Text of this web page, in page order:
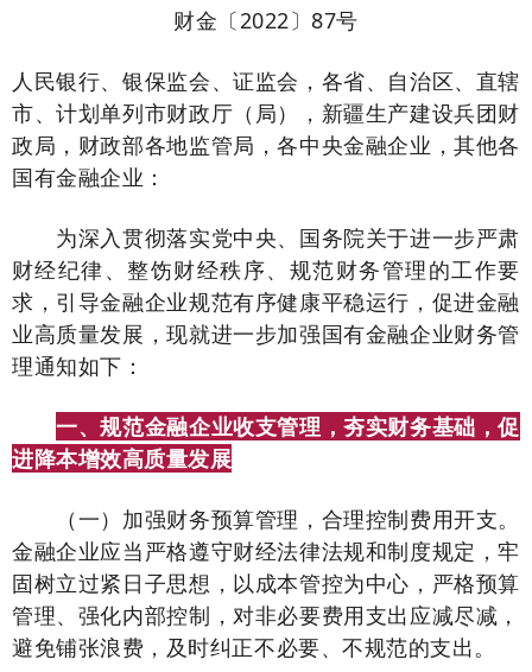
财金〔2022〕87号
人民银行、银保监会、证监会，各省、自治区、直辖
市、计划单列市财政厅（局），新疆生产建设兵团财
政局，财政部各地监管局，各中央金融企业，其他各
国有金融企业：
为深入贯彻落实党中央、国务院关于进一步严肃
财经纪律、整饬财经秩序、规范财务管理的工作要
求，引导金融企业规范有序健康平稳运行，促进金融
业高质量发展，现就进一步加强国有金融企业财务管
理通知如下：
一、规范金融企业收支管理，夯实财务基础，促
进降本增效高质量发展
（一）加强财务预算管理，合理控制费用开支。
金融企业应当严格遵守财经法律法规和制度规定，牢
固树立过紧日子思想，以成本管控为中心，严格预算
管理、强化内部控制，对非必要费用支出应减尽减，
避免铺张浪费，及时纠正不必要、不规范的支出。